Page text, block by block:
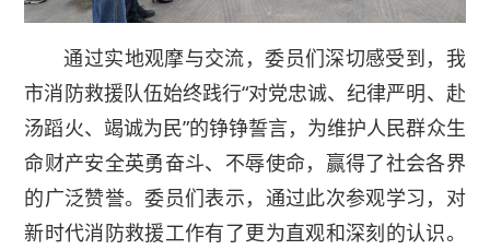
通过实地观摩与交流，委员们深切感受到，我
市消防救援队伍始终践行“对党忠诚、纪律严明、赴
汤蹈火、竭诚为民”的铮铮誓言，为维护人民群众生
命财产安全英勇奋斗、不辱使命，赢得了社会各界
的广泛赞誉。委员们表示，通过此次参观学习，对
新时代消防救援工作有了更为直观和深刻的认识。